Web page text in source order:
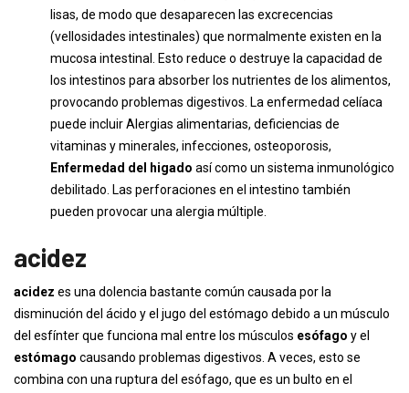
lisas, de modo que desaparecen las excrecencias
(vellosidades intestinales) que normalmente existen en la
mucosa intestinal. Esto reduce o destruye la capacidad de
los intestinos para absorber los nutrientes de los alimentos,
provocando problemas digestivos. La enfermedad celíaca
puede incluir Alergias alimentarias, deficiencias de
vitaminas y minerales, infecciones, osteoporosis,
Enfermedad del higado así como un sistema inmunológico
debilitado. Las perforaciones en el intestino también
pueden provocar una alergia múltiple.
acidez
acidez es una dolencia bastante común causada por la
disminución del ácido y el jugo del estómago debido a un músculo
del esfínter que funciona mal entre los músculos esófago y el
estómago causando problemas digestivos. A veces, esto se
combina con una ruptura del esófago, que es un bulto en el